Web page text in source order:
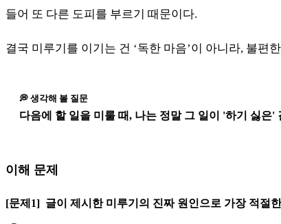
들어 또 다른 도피를 부르기 때문이다.
결국 미루기를 이기는 건 ‘독한 마음’이 아니라, 불편
💭 생각해 볼 질문
다음에 할 일을 미룰 때, 나는 정말 그 일이 '하기 싫은
이해 문제
[문제1] 글이 제시한 미루기의 진짜 원인으로 가장 적절